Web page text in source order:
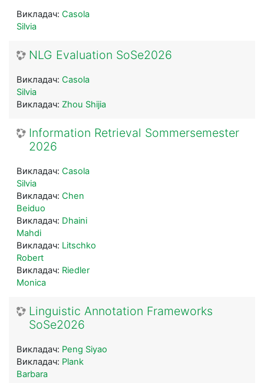
Викладач: Casola
Silvia
NLG Evaluation SoSe2026
Викладач: Casola
Silvia
Викладач: Zhou Shijia
Information Retrieval Sommersemester
2026
Викладач: Casola
Silvia
Викладач: Chen
Beiduo
Викладач: Dhaini
Mahdi
Викладач: Litschko
Robert
Викладач: Riedler
Monica
Linguistic Annotation Frameworks
SoSe2026
Викладач: Peng Siyao
Викладач: Plank
Barbara